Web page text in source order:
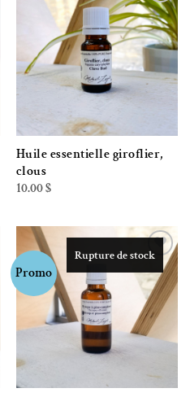
Ajouter à la liste de souhaits
Huile essentielle giroflier,
clous
10.00$
PromoAjouter à la liste de souhaits
Rupture de stock